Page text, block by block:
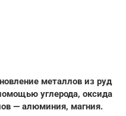
металлов из руд
углерода, оксида
— алюминия, магния.